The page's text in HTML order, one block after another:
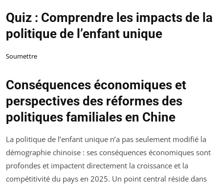
Quiz : Comprendre les impacts de la
politique de l’enfant unique
Soumettre
Conséquences économiques et
perspectives des réformes des
politiques familiales en Chine
La politique de l’enfant unique n’a pas seulement modifié la
démographie chinoise : ses conséquences économiques sont
profondes et impactent directement la croissance et la
compétitivité du pays en 2025. Un point central réside dans